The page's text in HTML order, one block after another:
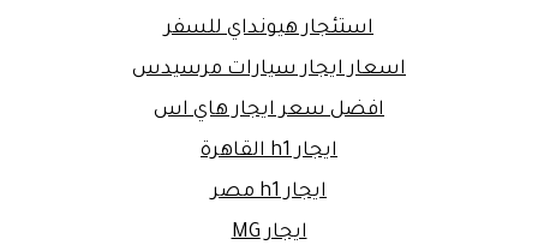
استئجار هيونداي للسفر
اسعار ايجار سيارات مرسيدس
افضل سعر ايجار هاي اس
ايجار h1 القاهرة
ايجار h1 مصر
ايجار MG